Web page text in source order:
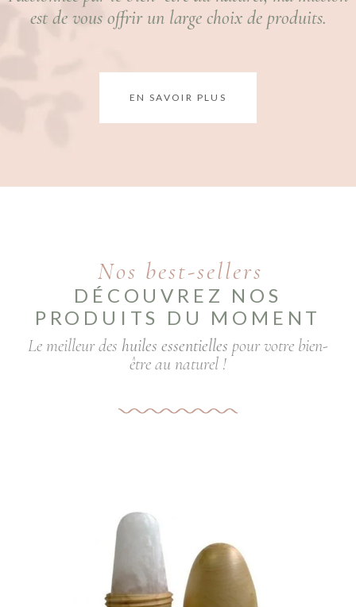
est de vous offrir un large choix de produits.
EN SAVOIR PLUS
Nos best-sellers
DÉCOUVREZ NOS
PRODUITS DU MOMENT
Le meilleur des huiles essentielles pour votre bien-
être au naturel !